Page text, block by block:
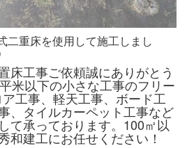
二重床を使用して施工しまし
床工事ご依頼誠にありがとう
米以下の小さな工事のフリー
工事、軽天工事、ボード工
、タイルカーペット工事など
て承っております。100㎡以
和建工にお任せください！